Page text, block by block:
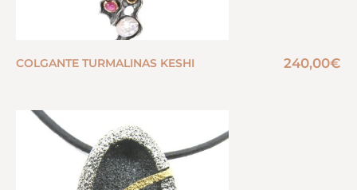
COLGANTE TURMALINAS KESHI 240,00€